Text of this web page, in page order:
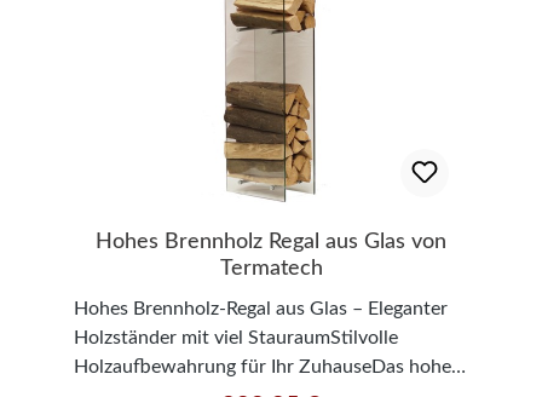
Hohes Brennholz Regal aus Glas von
Termatech
Hohes Brennholz-Regal aus Glas – Eleganter
Holzständer mit viel StauraumStilvolle
Holzaufbewahrung für Ihr ZuhauseDas hohe